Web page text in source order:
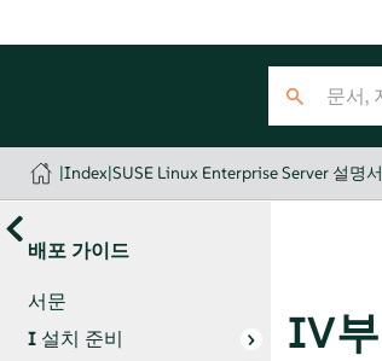
|Index|SUSE Linux Enterprise Server 설명서
배포 가이드
서문
I 설치 준비
IV부